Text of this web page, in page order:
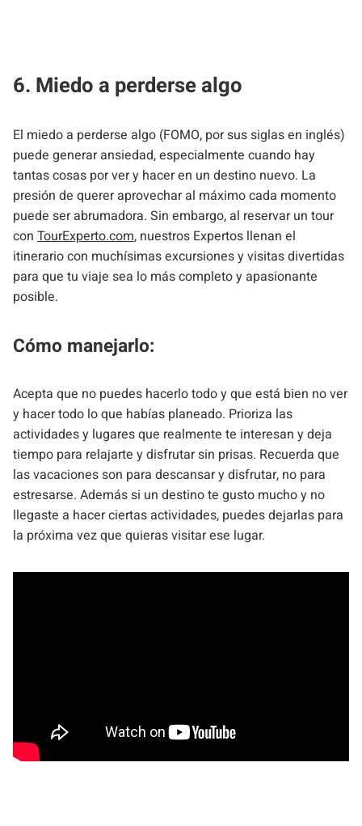
6. Miedo a perderse algo
El miedo a perderse algo (FOMO, por sus siglas en inglés)
puede generar ansiedad, especialmente cuando hay
tantas cosas por ver y hacer en un destino nuevo. La
presión de querer aprovechar al máximo cada momento
puede ser abrumadora. Sin embargo, al reservar un tour
con TourExperto.com, nuestros Expertos llenan el
itinerario con muchísimas excursiones y visitas divertidas
para que tu viaje sea lo más completo y apasionante
posible.
Cómo manejarlo:
Acepta que no puedes hacerlo todo y que está bien no ver
y hacer todo lo que habías planeado. Prioriza las
actividades y lugares que realmente te interesan y deja
tiempo para relajarte y disfrutar sin prisas. Recuerda que
las vacaciones son para descansar y disfrutar, no para
estresarse. Además si un destino te gusto mucho y no
llegaste a hacer ciertas actividades, puedes dejarlas para
la próxima vez que quieras visitar ese lugar.